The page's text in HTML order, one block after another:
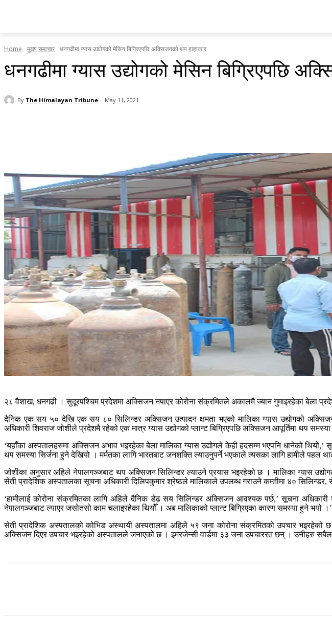
Home मुख्य समाचार धनगढीमा ग्यास उद्योगको मेसिन बिग्रिएपछि अक्सिजनको थप हाहाकार
धनगढीमा ग्यास उद्योगको मेसिन बिग्रिएपछि
By The Himalayan Tribune May 11, 2021
२८ वैशाख, धनगढी । सुदूरपश्चिम प्रदेशमा अक्सिजन नपाएर कोरोना संक्रमितले अकालमै ज्यान गुमाइरहेका बेला
दैनिक एक सय ५० देखि एक सय ८० सिलिन्डर अक्सिजन उत्पादन क्षमता भएको मालिका ग्यास उद्योगको
अधिकारी शिवराज जोशीले प्रदेशमै रहेको एक मात्र ग्यास उद्योगको प्लान्ट बिग्रिएपछि अक्सिजन आपूर्तिमा थप समस्या
‘यहाँका अस्पतालहरुमा अक्सिजन अभाव भइरहेका बेला मालिका ग्यास उद्योगले केही हदसम्म भएपनि धानेको
थप समस्या सिर्जना हुने देखियो । मर्मतका लागि भारतबाट जनशक्ति ल्याउनुपर्ने भएकाले त्यसका लागि हामीले पहल
जोशीका अनुसार अहिले नेपालगञ्जबाट थप अक्सिजन सिलिन्डर ल्याउने प्रयास भइरहेको छ । मालिका ग्यास
सेती प्रादेशिक अस्पतालका सूचना अधिकारी दिलिपकुमार श्रेष्ठले मालिकाले उपलब्ध गराउने कम्तीमा ४०
‘हामीलाई कोरोना संक्रमितका लागि अहिले दैनिक डेढ सय सिलिन्डर अक्सिजन आवश्यक पर्छ,’ सूचना
नेपालगञ्जबाट ल्याएर जसोतसो काम चलाइरहेका थियौँ । अब मालिकाको प्लान्ट बिग्रिएका कारण समस्या हुने भयो ।’
सेती प्रादेशिक अस्पतालको कोभिड अस्थायी अस्पतालमा अहिले ५९ जना कोरोना संक्रमितको उपचार
अक्सिजन दिएर उपचार भइरहेको अस्पतालले जनाएको छ । इमरजेन्सी वार्डमा ३३ जना उपचाररत छन् । उनीहरु